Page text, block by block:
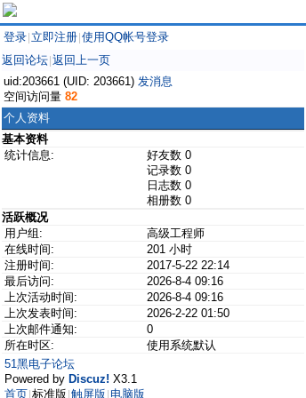
登录 立即注册 使用QQ帐号登录
返回论坛 返回上一页
uid:203661 (UID: 203661) 发消息
空间访问量 82
个人资料
基本资料
统计信息:
好友数 0
记录数 0
日志数 0
相册数 0
活跃概况
用户组:
高级工程师
在线时间:
201 小时
注册时间:
2017-5-22 22:14
最后访问:
2026-8-4 09:16
上次活动时间:
2026-8-4 09:16
上次发表时间:
2026-2-22 01:50
上次邮件通知:
0
所在时区:
使用系统默认
51黑电子论坛
Powered by Discuz! X3.1
首页 标准版 触屏版 电脑版